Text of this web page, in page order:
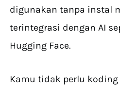
digunakan tanpa instal
terintegrasi dengan AI
Hugging Face.
Kamu tidak perlu